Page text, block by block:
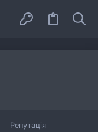
Репутація